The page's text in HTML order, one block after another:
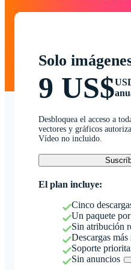
Solo
9 US$
Desbloquea el acceso a
vectores y gráficos
Vídeo no incluido.
El plan incluye:
Cinco
Un paquete
Sin atribución
Descargas más
Soporte
Sin anuncios